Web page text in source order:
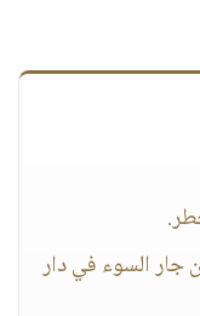
جار السوء في دار